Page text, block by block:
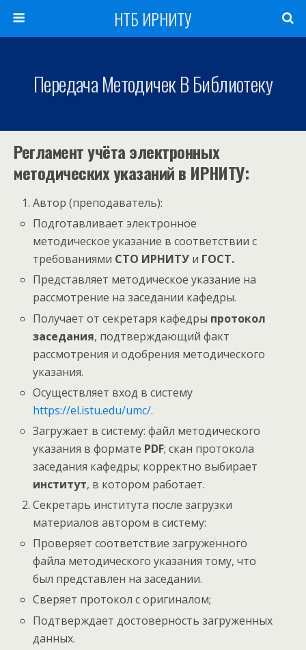
НТБ ИРНИТУ
Передача Методичек В Библиотеку
Регламент учёта электронных
методических указаний в ИРНИТУ:
Автор (преподаватель):
Подготавливает электронное
методическое указание в соответствии с
требованиями СТО ИРНИТУ и ГОСТ.
Представляет методическое указание на
рассмотрение на заседании кафедры.
Получает от секретаря кафедры протокол
заседания, подтверждающий факт
рассмотрения и одобрения методического
указания.
Осуществляет вход в систему
https://el.istu.edu/umc/.
Загружает в систему: файл методического
указания в формате PDF; скан протокола
заседания кафедры; корректно выбирает
институт, в котором работает.
Секретарь института после загрузки
материалов автором в систему:
Проверяет соответствие загруженного
файла методического указания тому, что
был представлен на заседании.
Сверяет протокол с оригиналом;
Подтверждает достоверность загруженных
данных.